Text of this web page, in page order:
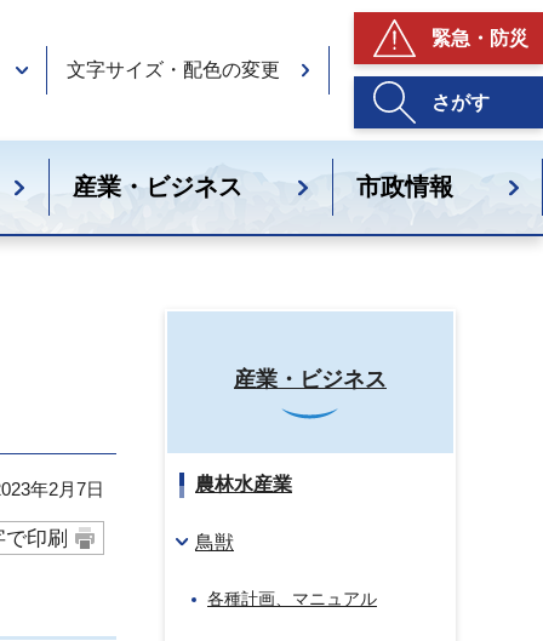
文字サイズ・配色の変更
緊急・防災
さがす
産業・ビジネス 市政情報
年2月7日
印刷
産業・ビジネス
農林水産業
鳥獣
各種計画、マニュアル